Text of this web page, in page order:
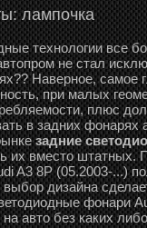
лампочка
технологии все
не стал
Наверное, самое
при малых
плюс
в задних фонарях
задние
их вместо штатных.
A3 8P (05.2003-...)
дизайна
фонари
на авто без каких